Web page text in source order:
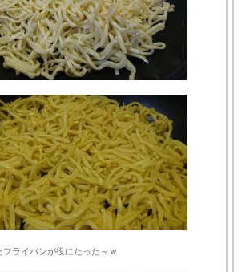
フライパンが役にたった～ｗ